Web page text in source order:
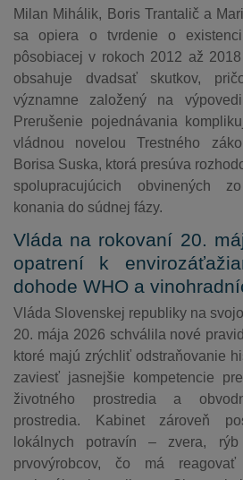
Milan Mihálik, Boris Trantalič a
sa opiera o tvrdenie o
pôsobiacej v rokoch 2012 až
obsahuje dvadsať skutkov,
významne založený na
Prerušenie pojednávania
vládnou novelou Trestného
Borisa Suska, ktorá presúva
spolupracujúcich obvinených
konania do súdnej fázy.
Vláda na rokovaní 20.
opatrení k
dohode WHO a
Vláda Slovenskej republiky na
20. mája 2026 schválila nové
ktoré majú zrýchliť odstraňovanie
zaviesť jasnejšie kompetencie
životného prostredia a
prostredia. Kabinet zároveň
lokálnych potravín – zvera,
prvovýrobcov, čo má